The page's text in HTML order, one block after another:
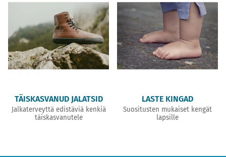
TÄISKASVANUD JALATSID
Jalkaterveyttä edistäviä kenkiä
täiskasvanutele
LASTE KINGAD
Suositusten mukaiset kengät
lapsille